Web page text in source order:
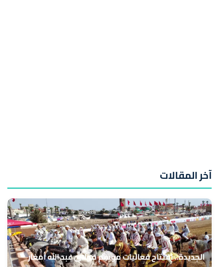
آخر المقالات
الجديدة.. افتتاح فعاليات موسم مولاي عبد الله أمغار